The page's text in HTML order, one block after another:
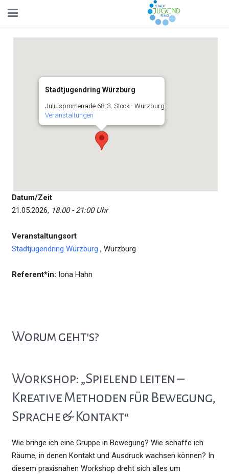
Stadtjugendring Würzburg
Juliuspromenade 68, 3. Stock - Würzburg
Veranstaltungen
Datum/Zeit
21.05.2026, 18:00 - 21:00 Uhr
Veranstaltungsort
Stadtjugendring Würzburg , Würzburg
Referent*in: Iona Hahn
Worum geht's?
Workshop: „Spielend leiten –
Kreative Methoden für Bewegung,
Sprache & Kontakt“
Wie bringe ich eine Gruppe in Bewegung? Wie schaffe ich
Räume, in denen Kontakt und Ausdruck wachsen können? In
diesem praxisnahen Workshop dreht sich alles um